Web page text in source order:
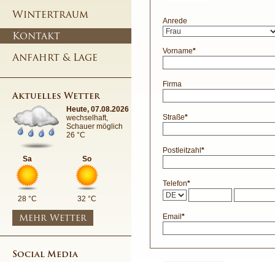
Wintertraum
Kontakt
Anfahrt & Lage
Aktuelles Wetter
Heute, 07.08.2026
wechselhaft,
Schauer möglich
26 °C
Sa
28 °C
So
32 °C
Mehr Wetter
Social Media
Anrede
Vorname*
Firma
Straße*
Postleitzahl*
Telefon*
Email*